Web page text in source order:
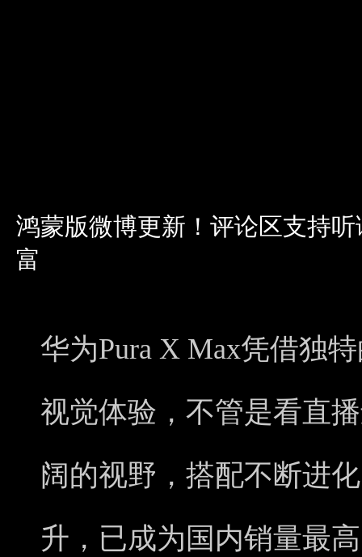
鸿蒙版微博更新！评论区支持
富
华为Pura X Max凭借独
视觉体验，不管是看直
阔的视野，搭配不断进
升，已成为国内销量最